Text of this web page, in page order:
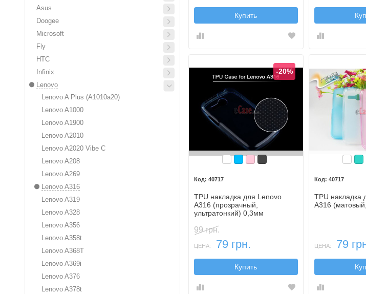
Asus
Doogee
Microsoft
Fly
HTC
Infinix
Lenovo
Lenovo A Plus (A1010a20)
Lenovo A1000
Lenovo A1900
Lenovo A2010
Lenovo A2020 Vibe C
Lenovo A208
Lenovo A269
Lenovo A316
Lenovo A319
Lenovo A328
Lenovo A356
Lenovo A358t
Lenovo A368T
Lenovo A369i
Lenovo A376
Lenovo A378t
Купить
Бесцветный
Голубой
Розовый
Темный
-20%
40717
TPU накладка для Lenovo
A316 (прозрачный,
ультратонкий) 0,3мм
99 грн.
ЦЕНА: 79 грн.
Купить
40717
TPU накладка
A316
ЦЕНА: 79